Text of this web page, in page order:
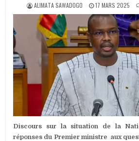
AUTHOR:
ALIMATA SAWADOGO
PUBLISHED
DATE:
17 MARS 2025
Discours sur la situation de la
réponses du Premier ministre aux